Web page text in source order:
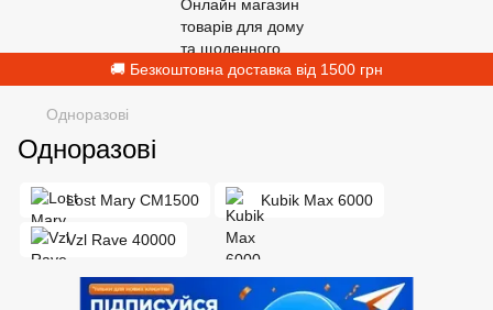
🚚 Безкоштовна доставка від 1500 грн
Одноразові
Одноразові
Lost Mary CM1500 Kubik Max 6000
Vzl Rave 40000